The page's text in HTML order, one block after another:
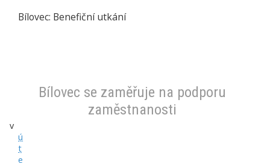
Bílovec: Benefiční utkání
v
ú
t
e
Bílovec se zaměřuje na podporu
zaměstnanosti